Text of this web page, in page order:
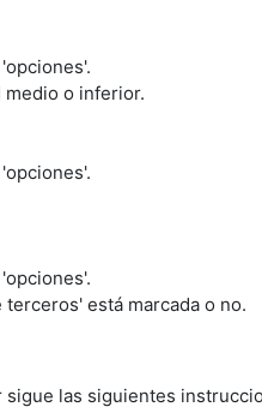
medio o inferior.
está marcada o no.
las siguientes